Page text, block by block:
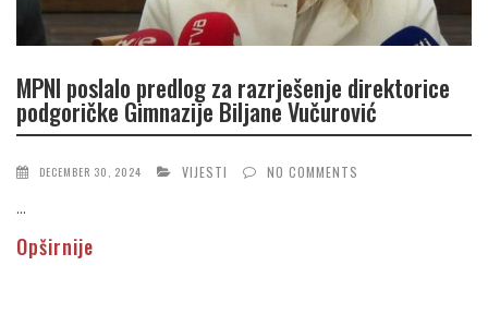
MPNI poslalo predlog za razrješenje direktorice
podgoričke Gimnazije Biljane Vučurović
DECEMBER 30, 2024 VIJESTI NO COMMENTS
...
Opširnije